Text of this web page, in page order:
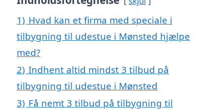
1) Hvad kan et firma med speciale i
tilbygning til udestue i Mønsted hjælpe
med?
2) Indhent altid mindst 3 tilbud på
tilbygning til udestue i Mønsted
3) Få nemt 3 tilbud på tilbygning til